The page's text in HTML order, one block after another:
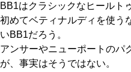
BB1はクラシックなヒールト
初めてベティナルディを使う
いBB1だろう。
アンサーやニューポートのパ
が、事実はそうではない。